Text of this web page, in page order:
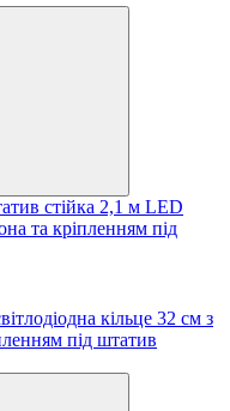
стійка 2,1 м LED
та кріпленням під